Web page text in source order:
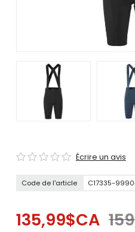
Écrire un avis
Code de l'article C17335-
135,99$CA